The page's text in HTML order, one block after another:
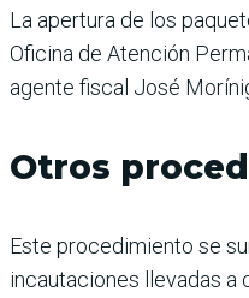
La apertura de los
Oficina de Atención
agente fiscal José
Otros
Este procedimiento se
incautaciones llevadas a